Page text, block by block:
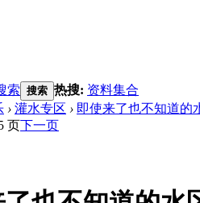
索 搜索 热搜: 资料集合
› 灌水专区 › 即使来了也不知道的
页下一页